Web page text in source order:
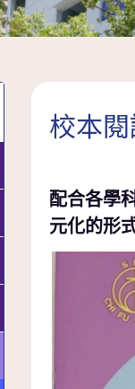
校本
配合各學
元化的形